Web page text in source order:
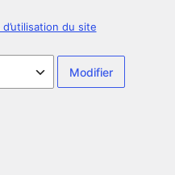
du site